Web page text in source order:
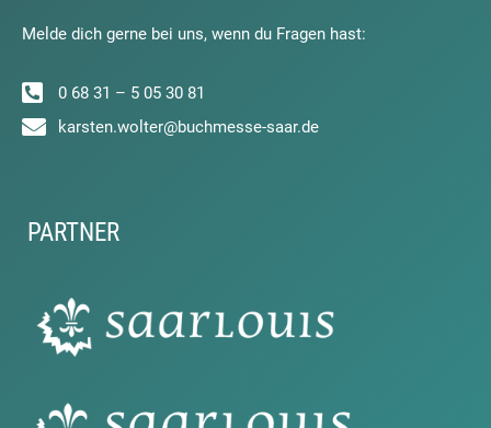
Melde dich gerne bei uns, wenn du Fragen hast:
0 68 31 – 5 05 30 81
karsten.wolter@buchmesse-saar.de
PARTNER